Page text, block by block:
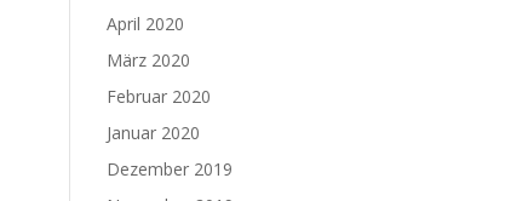
April 2020
März 2020
Februar 2020
Januar 2020
Dezember 2019